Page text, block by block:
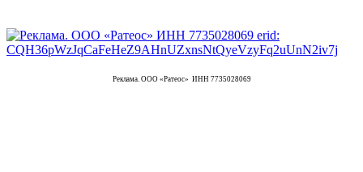
Реклама. ООО «Ратеос» ИНН 7735028069